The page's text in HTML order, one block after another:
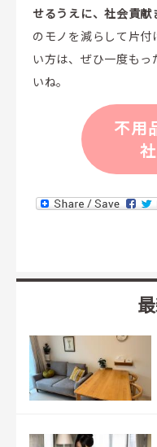
せるうえに、社会貢献
のモノを減らして片
い方は、ぜひ一度も
いね。
不用